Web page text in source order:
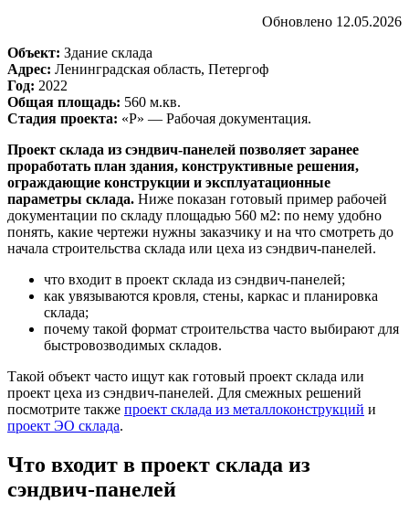
Обновлено 12.05.2026
Объект: Здание склада
Адрес: Ленинградская область, Петергоф
Год: 2022
Общая площадь: 560 м.кв.
Стадия проекта: «Р» — Рабочая документация.
Проект склада из сэндвич-панелей позволяет заранее
проработать план здания, конструктивные решения,
ограждающие конструкции и эксплуатационные
параметры склада. Ниже показан готовый пример рабочей
документации по складу площадью 560 м2: по нему удобно
понять, какие чертежи нужны заказчику и на что смотреть до
начала строительства склада или цеха из сэндвич-панелей.
что входит в проект склада из сэндвич-панелей;
как увязываются кровля, стены, каркас и планировка
склада;
почему такой формат строительства часто выбирают для
быстровозводимых складов.
Такой объект часто ищут как готовый проект склада или
проект цеха из сэндвич-панелей. Для смежных решений
посмотрите также проект склада из металлоконструкций и
проект ЭО склада.
Что входит в проект склада из
сэндвич-панелей